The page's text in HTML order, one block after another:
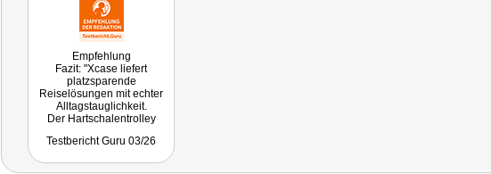
Empfehlung
Fazit: "Xcase liefert
platzsparende
Reiselösungen mit echter
Alltagstauglichkeit.
Der Hartschalentrolley
Hardcase Koffer mit Schloss
Testbericht Guru 03/26